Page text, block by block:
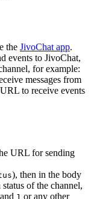
the JivoChat app.
events to JivoChat,
for example:
messages from
to receive events
URL for sending
), then in the body
of the channel,
1 or any other